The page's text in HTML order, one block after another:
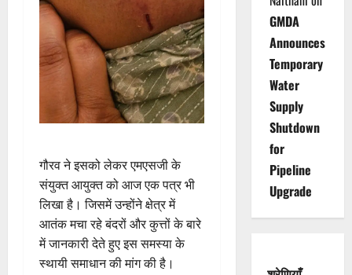
गौरव ने इसको लेकर एमएसजी के
संयुक्त आयुक्त को आज एक पत्र भी
लिखा है। जिसमें उन्होंने क्षेत्र में
आतंक मचा रहे बंदरों और कुत्तों के बारे
में जानकारी देते हुए इस समस्या के
स्थायी समाधान की मांग की है।
GMDA
Announces
Temporary
Water
Supply
Shutdown
for
Pipeline
Upgrade